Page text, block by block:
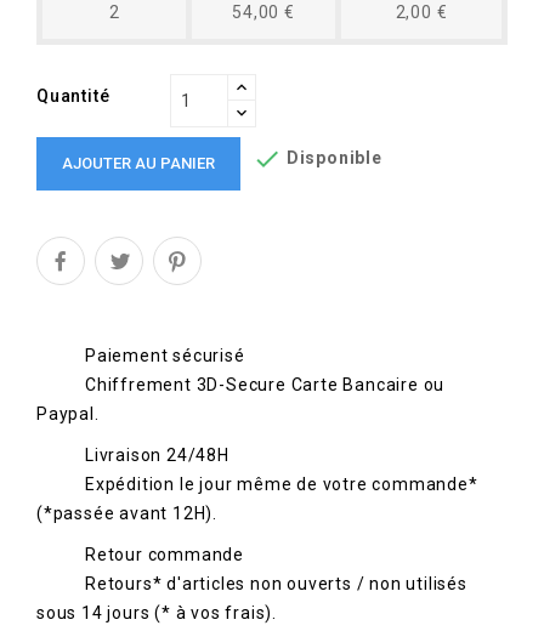
2 54,00 € 2,00 €
Quantité
AJOUTER AU PANIER  Disponible
Paiement sécurisé
Chiffrement 3D-Secure Carte Bancaire ou
Paypal.
Livraison 24/48H
Expédition le jour même de votre commande*
(*passée avant 12H).
Retour commande
Retours* d'articles non ouverts / non utilisés
sous 14 jours (* à vos frais).